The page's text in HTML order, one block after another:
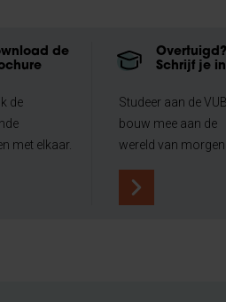
de
de
met elkaar.
Overtuigd?
Schrijf je
Studeer aan de
bouw mee aan de
wereld van morgen.